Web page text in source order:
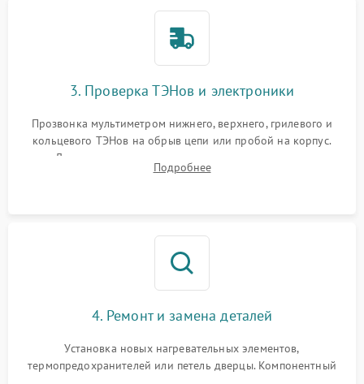
3. Проверка ТЭНов и электроники
Прозвонка мультиметром нижнего, верхнего, грилевого и
кольцевого ТЭНов на обрыв цепи или пробой на корпус.
Диагностика термостата, датчиков температуры,
переключателя режимов и мотора конвекции.
Подробнее
4. Ремонт и замена деталей
Установка новых нагревательных элементов,
термопредохранителей или петель дверцы. Компонентный